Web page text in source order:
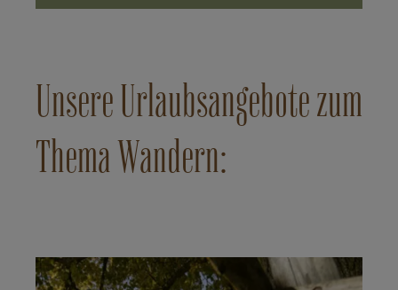
Unsere Urlaubsangebote zum
Thema Wandern: